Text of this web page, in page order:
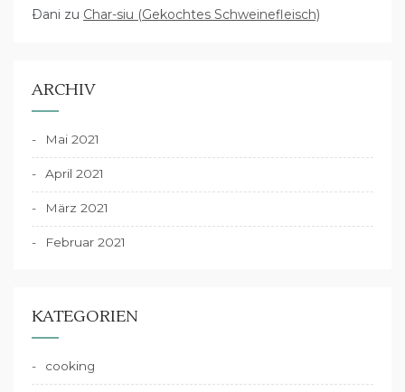
Dani zu Char-siu (Gekochtes Schweinefleisch)
ARCHIV
Mai 2021
April 2021
März 2021
Februar 2021
KATEGORIEN
cooking